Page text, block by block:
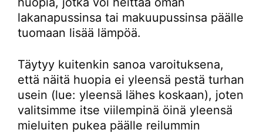
lakanapussinsa tai makuupussinsa päälle
tuomaan lisää lämpöä.
Täytyy kuitenkin sanoa varoituksena,
että näitä huopia ei yleensä pestä turhan
usein (lue: yleensä lähes koskaan), joten
valitsimme itse viilempinä öinä yleensä
mieluiten pukea päälle reilummin